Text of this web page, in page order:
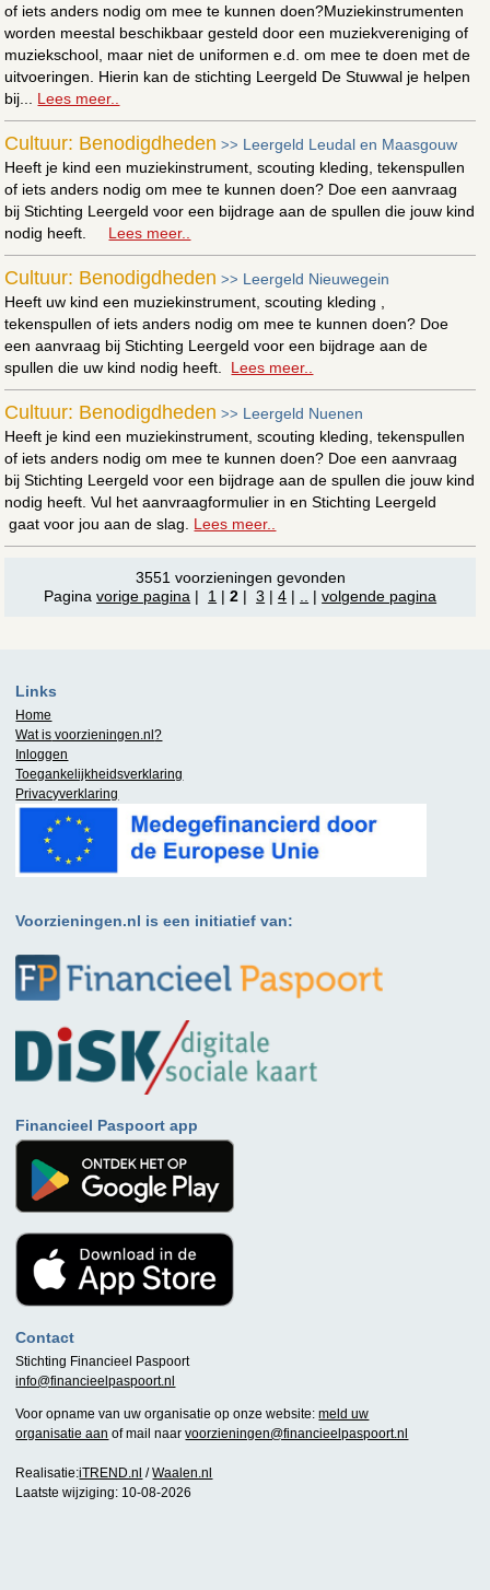
of iets anders nodig om mee te kunnen doen?Muziekinstrumenten
worden meestal beschikbaar gesteld door een muziekvereniging of
muziekschool, maar niet de uniformen e.d. om mee te doen met de
uitvoeringen. Hierin kan de stichting Leergeld De Stuwwal je helpen
bij... Lees meer..
Cultuur: Benodigdheden >> Leergeld Leudal en Maasgouw
Heeft je kind een muziekinstrument, scouting kleding, tekenspullen
of iets anders nodig om mee te kunnen doen? Doe een aanvraag
bij Stichting Leergeld voor een bijdrage aan de spullen die jouw kind
nodig heeft. Lees meer..
Cultuur: Benodigdheden >> Leergeld Nieuwegein
Heeft uw kind een muziekinstrument, scouting kleding ,
tekenspullen of iets anders nodig om mee te kunnen doen? Doe
een aanvraag bij Stichting Leergeld voor een bijdrage aan de
spullen die uw kind nodig heeft. Lees meer..
Cultuur: Benodigdheden >> Leergeld Nuenen
Heeft je kind een muziekinstrument, scouting kleding, tekenspullen
of iets anders nodig om mee te kunnen doen? Doe een aanvraag
bij Stichting Leergeld voor een bijdrage aan de spullen die jouw kind
nodig heeft. Vul het aanvraagformulier in en Stichting Leergeld
gaat voor jou aan de slag. Lees meer..
3551 voorzieningen gevonden
Pagina vorige pagina | 1 |2 | 3 |4 | |volgende pagina
Links
Home
Wat is voorzieningen.nl?
Inloggen
Toegankelijkheidsverklaring
Privacyverklaring
Voorzieningen.nl is een initiatief van:
Financieel Paspoort app
Contact
Stichting Financieel Paspoort
info@financieelpaspoort.nl
Voor opname van uw organisatie op onze website:meld uw
organisatie aan of mail naarvoorzieningen@financieelpaspoort.nl
Realisatie:iTREND.nl /Waalen.nl
Laatste wijziging: 10-08-2026